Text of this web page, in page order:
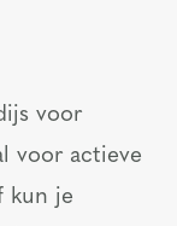
voor
voor actieve
kun je